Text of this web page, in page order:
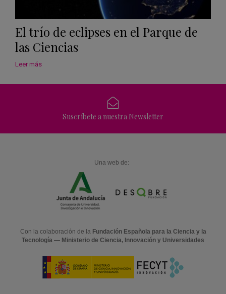
El trío de eclipses en el Parque de
las Ciencias
Leer más
Suscríbete a nuestra Newsletter
Una web de:
Con la colaboración de la Fundación Española para la Ciencia y la
Tecnología — Ministerio de Ciencia, Innovación y Universidades